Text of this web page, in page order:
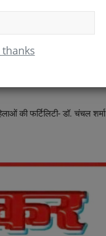
thanks
को झूमते देखा गया।
की फर्टिलिटी- डॉ. चंचल शर्मा